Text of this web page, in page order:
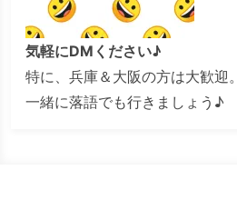
気軽にDMください♪
特に、兵庫＆大阪の方は大歓迎。
一緒に落語でも行きましょう♪